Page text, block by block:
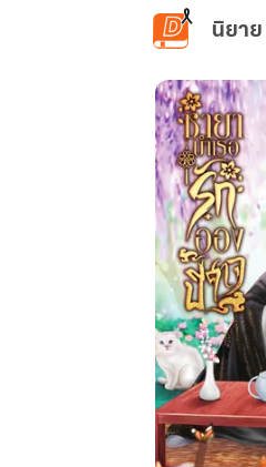
ข้ามไปยังเนื้อหาหลัก
นิยาย